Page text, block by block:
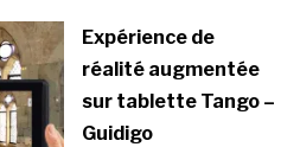
Expérience de
réalité augmentée
sur tablette Tango –
Guidigo